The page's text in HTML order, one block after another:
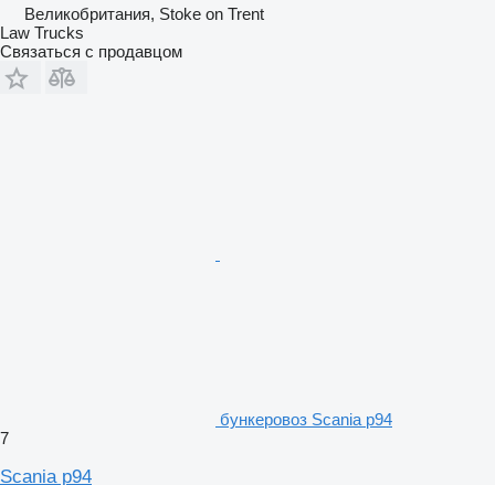
Великобритания, Stoke on Trent
Law Trucks
Связаться с продавцом
бункеровоз Scania p94
7
Scania p94